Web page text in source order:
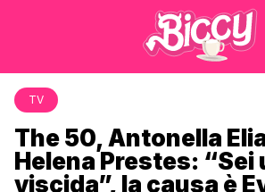
TV
The 50, Antonella
Helena Prestes: “Sei
viscida”, la causa è